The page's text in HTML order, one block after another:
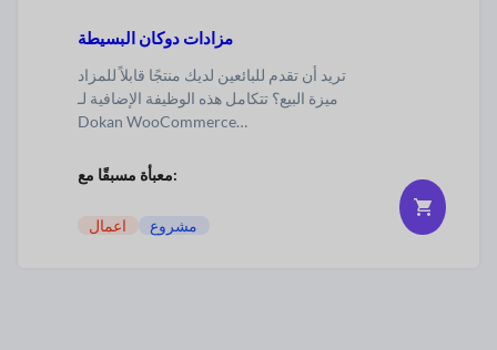
مزادات دوكان البسيطة
تريد أن تقدم للبائعين لديك منتجًا قابلاً للمزاد
ميزة البيع؟ تتكامل هذه الوظيفة الإضافية لـ
Dokan WooCommerce…
معبأة مسبقًا مع:
اعمال مشروع